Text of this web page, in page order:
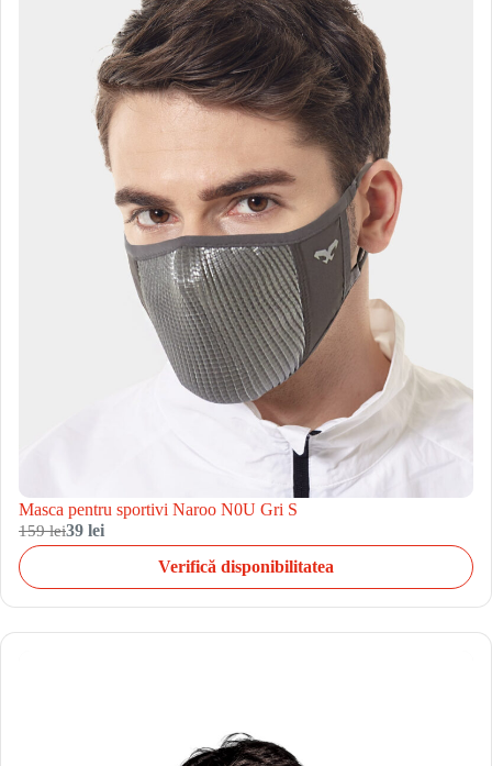
Masca pentru sportivi Naroo N0U Gri S
159 lei39 lei
Verifică disponibilitatea